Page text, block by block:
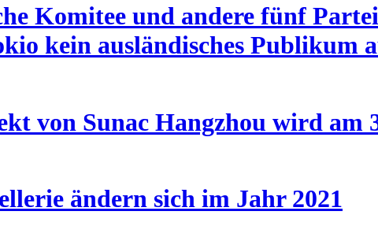
Komitee und andere fünf
kein ausländisches Publikum
von Sunac Hangzhou wird am
ändern sich im Jahr 2021